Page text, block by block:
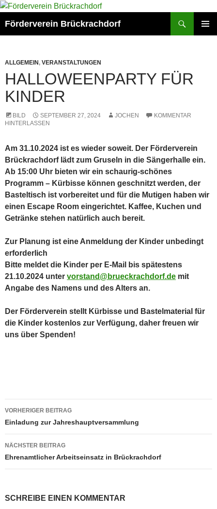
Zum
springen
Förderverein Brückrachdorf
ALLGEMEIN, VERANSTALTUNGEN
HALLOWEENPARTY FÜR
KINDER
BILD SEPTEMBER 27, 2024 JOCHEN
KOMMENTAR
HINTERLASSEN
Am 31.10.2024 ist es wieder soweit. Der Förderverein
Brückrachdorf lädt zum Gruseln in die Sängerhalle ein.
Ab 15:00 Uhr bieten wir ein schaurig-schönes
Programm – Kürbisse können geschnitzt werden, der
Basteltisch ist vorbereitet und für die Mutigen haben wir
einen Escape Room eingerichtet. Kaffee, Kuchen und
Getränke stehen natürlich auch bereit.
Zur Planung ist eine Anmeldung der Kinder unbedingt
erforderlich
Bitte meldet die Kinder per E-Mail bis spätestens
21.10.2024 unter vorstand@brueckrachdorf.de mit
Angabe des Namens und des Alters an.
Der Förderverein stellt Kürbisse und Bastelmaterial für
die Kinder kostenlos zur Verfügung, daher freuen wir
uns über Spenden!
Beitragsnavigation
VORHERIGER BEITRAG
Einladung zur Jahreshauptversammlung
NÄCHSTER BEITRAG
Ehrenamtlicher Arbeitseinsatz in Brückrachdorf
SCHREIBE EINEN KOMMENTAR